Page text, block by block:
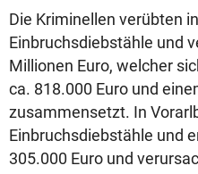
Die Kriminellen verübten
Einbruchsdiebstähle und
Millionen Euro, welcher
ca. 818.000 Euro und
zusammensetzt. In
Einbruchsdiebstähle und
305.000 Euro und